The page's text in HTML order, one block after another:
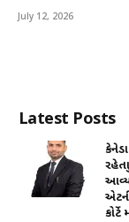
July 12, 2026
Latest Posts